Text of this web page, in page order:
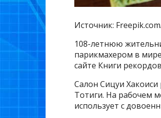
Источник:
108-летнюю
парикмахером в
сайте Книги
Салон Сицуи
Тотиги. На рабочем
использует с